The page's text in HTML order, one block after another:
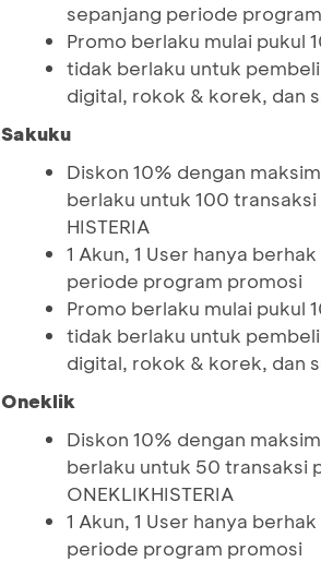
sepanjang periode
Promo berlaku mulai pukul
tidak berlaku untuk
digital, rokok & korek, dan
Sakuku
Diskon 10% dengan
berlaku untuk 100
HISTERIA
1 Akun, 1 User hanya
periode program promosi
Promo berlaku mulai pukul
tidak berlaku untuk
digital, rokok & korek, dan
Oneklik
Diskon 10% dengan
berlaku untuk 50 transaksi
ONEKLIKHISTERIA
1 Akun, 1 User hanya
periode program promosi